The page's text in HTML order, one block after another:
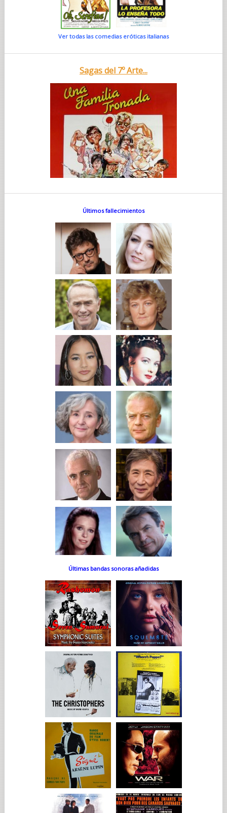
Ver todas las comedias eróticas italianas
Sagas del 7º Arte...
Últimos fallecimientos
Últimas bandas sonoras añadidas